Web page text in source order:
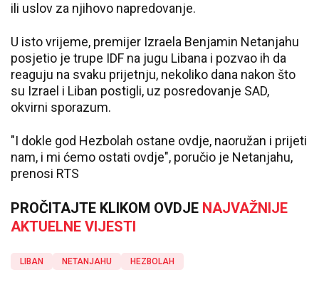
ili uslov za njihovo napredovanje.
U isto vrijeme, premijer Izraela Benjamin Netanjahu
posjetio je trupe IDF na jugu Libana i pozvao ih da
reaguju na svaku prijetnju, nekoliko dana nakon što
su Izrael i Liban postigli, uz posredovanje SAD,
okvirni sporazum.
"I dokle god Hezbolah ostane ovdje, naoružan i prijeti
nam, i mi ćemo ostati ovdje", poručio je Netanjahu,
prenosi RTS
PROČITAJTE KLIKOM OVDJE NAJVAŽNIJE
AKTUELNE VIJESTI
LIBAN NETANJAHU HEZBOLAH